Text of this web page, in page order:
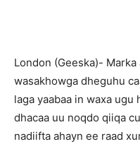
London (Geeska)-
wasakhowga dheguhu
laga yaabaa in waxa
dhacaa uu noqdo qiiqa
nadiifta ahayn ee raad